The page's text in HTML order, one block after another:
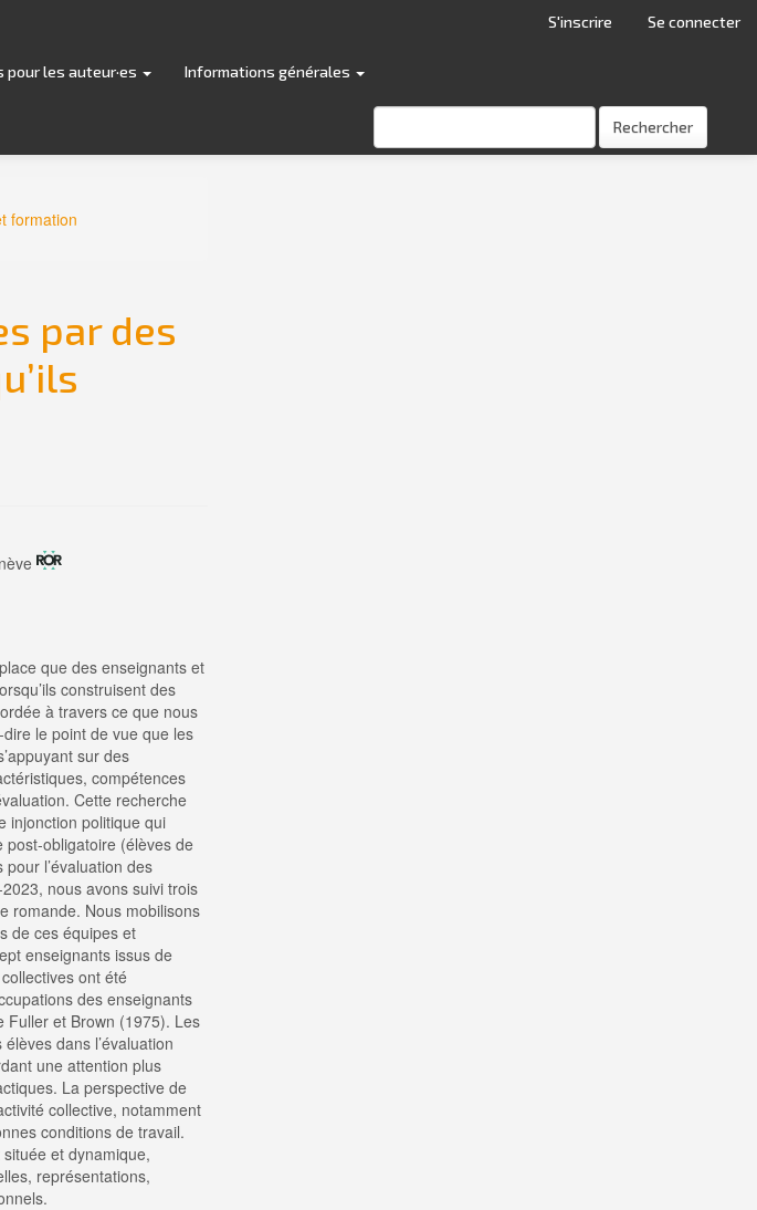
S'inscrire Se connecter
pour les auteur·es Informations générales
Rechercher
formation
par des
que des enseignants et
construisent des
à travers ce que nous
dire le point de vue que les
sur des
compétences
Cette recherche
injonction politique qui
obligatoire (élèves de
l’évaluation des
nous avons suivi trois
romande. Nous mobilisons
de ces équipes et
enseignants issus de
ont été
des enseignants
Fuller et Brown (1975). Les
dans l’évaluation
une attention plus
La perspective de
collective, notamment
conditions de travail.
et dynamique,
représentations,